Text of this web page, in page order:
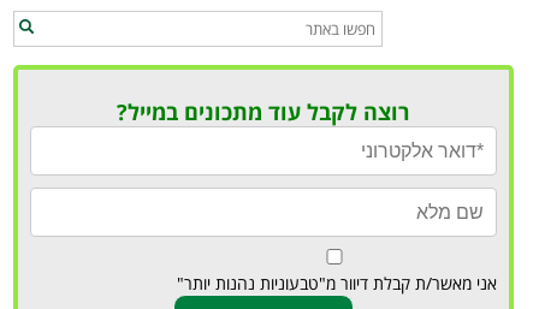
רוצה לקבל עוד מתכונים במייל?
אני מאשר/ת קבלת דיוור מ"טבעוניות נהנות יותר"